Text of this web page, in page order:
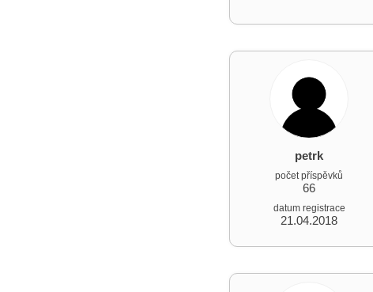
petrk
počet příspěvků
66
datum registrace
21.04.2018